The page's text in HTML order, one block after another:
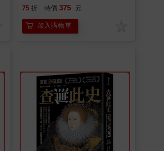
75 折 特價 375 元
加入購物車